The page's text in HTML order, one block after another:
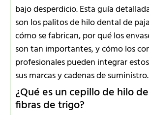
bajo desperdicio. Esta guía
son los palitos de hilo dental de
cómo se fabrican, por qué los
son tan importantes, y cómo los
profesionales pueden integrar
sus marcas y cadenas de suministro.
¿Qué es un cepillo de hilo
fibras de trigo?